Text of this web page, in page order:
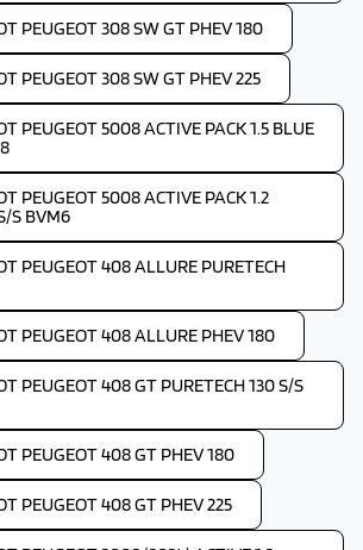
PEUGEOT 308 SW GT PHEV 180
PEUGEOT 308 SW GT PHEV 225
PEUGEOT 5008 ACTIVE PACK 1.5 BLUE
PEUGEOT 5008 ACTIVE PACK 1.2
S BVM6
PEUGEOT 408 ALLURE PURETECH
PEUGEOT 408 ALLURE PHEV 180
PEUGEOT 408 GT PURETECH 130 S/S
PEUGEOT 408 GT PHEV 180
PEUGEOT 408 GT PHEV 225